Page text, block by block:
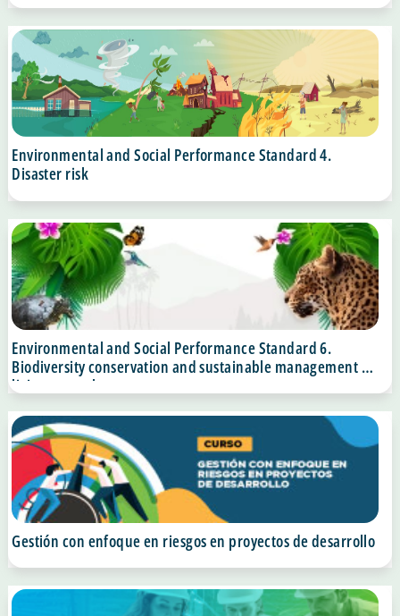
Environmental and Social Performance Standard 4.
Disaster risk
Environmental and Social Performance Standard 6.
Biodiversity conservation and sustainable management of
living natural resources
Gestión con enfoque en riesgos en proyectos de desarrollo